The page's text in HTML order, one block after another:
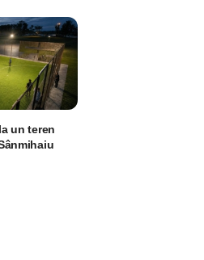
un teren